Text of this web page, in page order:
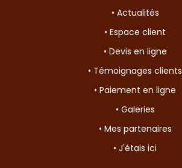
• Actualités
• Espace client
• Devis en ligne
• Témoignages clients
• Paiement en ligne
• Galeries
• Mes partenaires
• J'étais ici